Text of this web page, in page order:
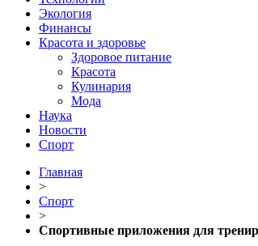
Экология
Финансы
Красота и здоровье
Здоровое питание
Красота
Кулинария
Мода
Наука
Новости
Спорт
Главная
>
Спорт
>
Спортивные приложения для